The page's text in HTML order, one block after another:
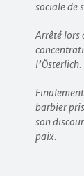
sociale de
Arrêté lors
l’Österlich.
barbier
son
paix.